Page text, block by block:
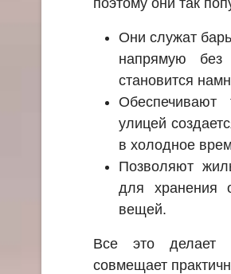
Они служат
напрямую без
становится
улицей
в холодное
Позволяют
для хранения
вещей.
Все это делает
совмещает